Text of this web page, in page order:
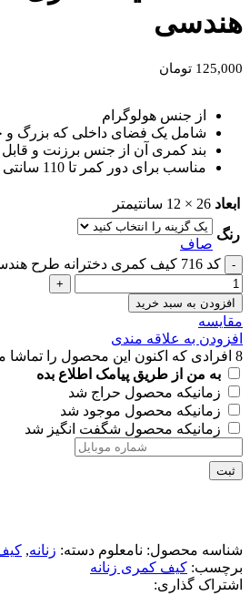
هندسی
125,000 تومان
از جنس هولوگرام
شامل یک فضای داخلی که بزرگ و
بند کمری آن از جنس برزنت و
مناسب برای دور کمر تا 110 سانتی متر است
ابعاد 26 × 12 سانتیمتر
رنگ
صاف
کد 716 کیف کمری دخترانه طرح هندسی عدد
افزودن به سبد خرید
مقايسه
افزودن به علاقه مندی
8 افرادی که اکنون این محصول را تماشا
به من از طریق پیامک اطلاع بده
زمانیکه محصول حراج شد
زمانیکه محصول موجود شد
زمانیکه محصول شگفت انگیز شد
ثبت
شناسه محصول: نامعلوم دسته: زنانه,
برچسب: کیف کمری زنانه
اشتراک گذاری: